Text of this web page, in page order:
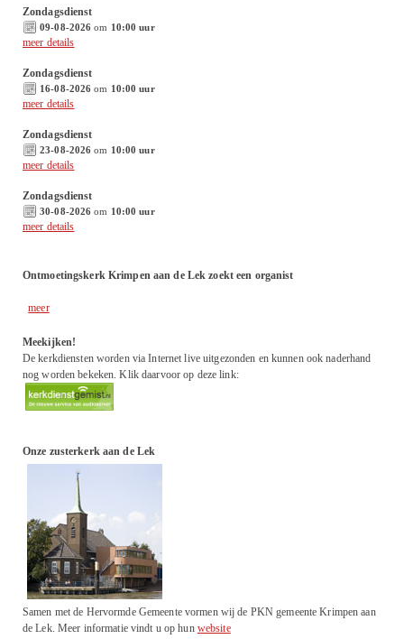
Zondagsdienst
09-08-2026 om 10:00 uur
meer details
Zondagsdienst
16-08-2026 om 10:00 uur
meer details
Zondagsdienst
23-08-2026 om 10:00 uur
meer details
Zondagsdienst
30-08-2026 om 10:00 uur
meer details
Ontmoetingskerk Krimpen aan de Lek zoekt een organist
meer
Meekijken!
De kerkdiensten worden via Internet live uitgezonden en kunnen ook naderhand
nog worden bekeken. Klik daarvoor op deze link:
Onze zusterkerk aan de Lek
Samen met de Hervormde Gemeente vormen wij de PKN gemeente Krimpen aan
de Lek. Meer informatie vindt u op hun website